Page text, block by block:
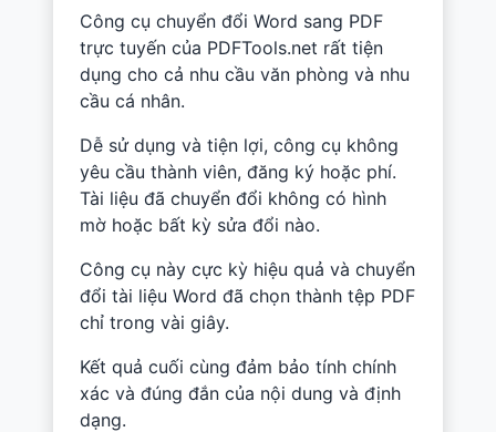
Công cụ chuyển đổi Word sang PDF
trực tuyến của PDFTools.net rất tiện
dụng cho cả nhu cầu văn phòng và nhu
cầu cá nhân.
Dễ sử dụng và tiện lợi, công cụ không
yêu cầu thành viên, đăng ký hoặc phí.
Tài liệu đã chuyển đổi không có hình
mờ hoặc bất kỳ sửa đổi nào.
Công cụ này cực kỳ hiệu quả và chuyển
đổi tài liệu Word đã chọn thành tệp PDF
chỉ trong vài giây.
Kết quả cuối cùng đảm bảo tính chính
xác và đúng đắn của nội dung và định
dạng.